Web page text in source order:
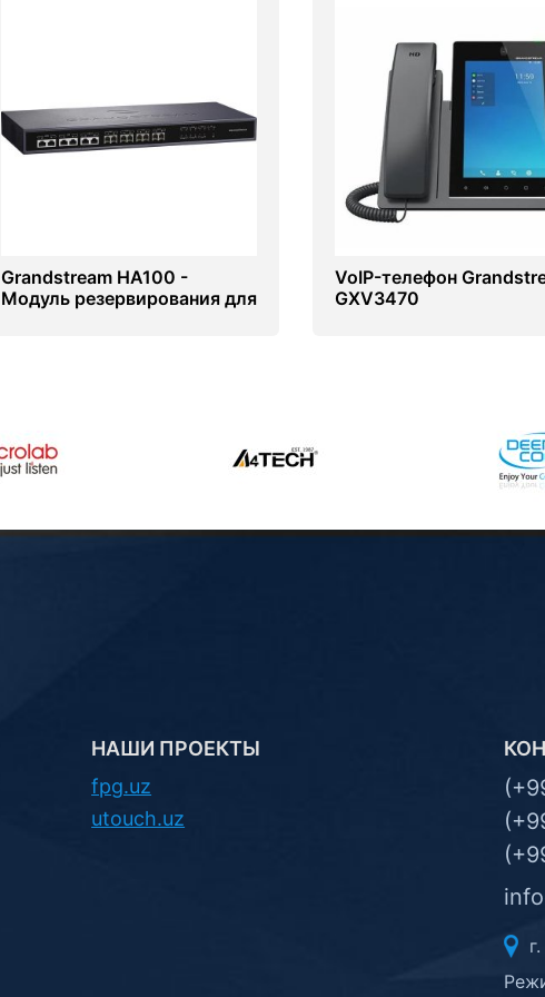
Grandstream HA100 -
Модуль резервирования для
VoIP-телефон
GXV3470
НАШИ ПРОЕКТЫ
fpg.uz
utouch.uz